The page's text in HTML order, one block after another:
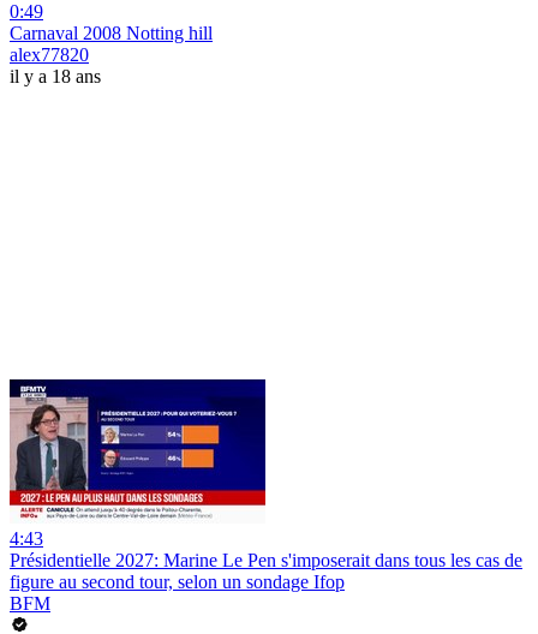
0:49
Carnaval 2008 Notting hill
alex77820
il y a 18 ans
4:43
Présidentielle 2027: Marine Le Pen s'imposerait dans tous les cas de
figure au second tour, selon un sondage Ifop
BFM